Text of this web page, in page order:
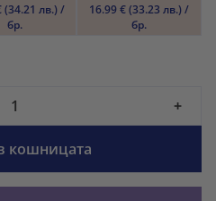
(34.21 лв.) /
бр.
16.99 € (33.23 лв.) /
бр.
+
кошницата